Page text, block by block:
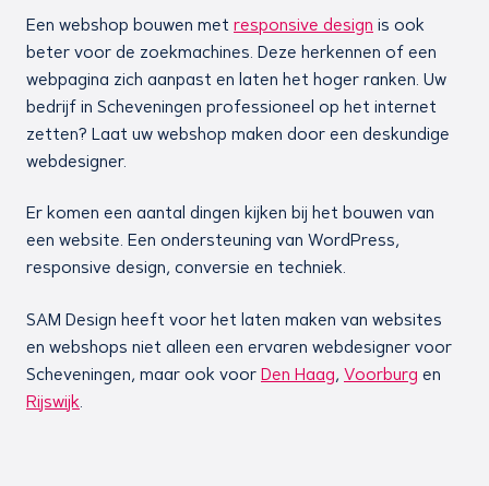
Een webshop bouwen met responsive design is ook
beter voor de zoekmachines. Deze herkennen of een
webpagina zich aanpast en laten het hoger ranken. Uw
bedrijf in Scheveningen professioneel op het internet
zetten? Laat uw webshop maken door een deskundige
webdesigner.
Er komen een aantal dingen kijken bij het bouwen van
een website. Een ondersteuning van WordPress,
responsive design, conversie en techniek.
SAM Design heeft voor het laten maken van websites
en webshops niet alleen een ervaren webdesigner voor
Scheveningen, maar ook voor Den Haag, Voorburg en
Rijswijk.